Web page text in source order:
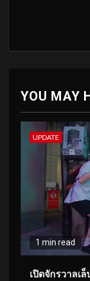
YOU MAY
UPDATE
1 min read
เปิดจักรวาลเ